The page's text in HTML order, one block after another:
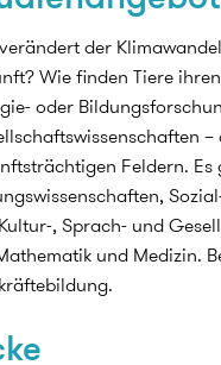
der
Wie finden Tiere
oder
Feldern.
, Sprach- und
und Medizin.